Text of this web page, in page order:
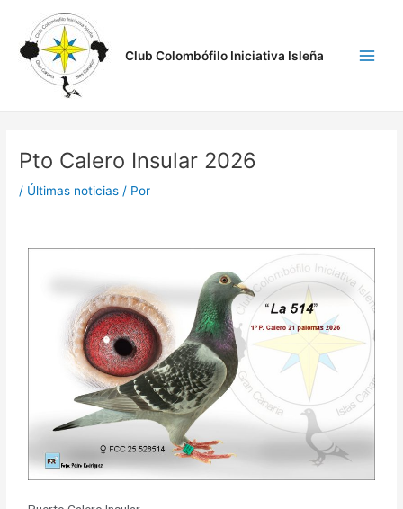
contenido
Club Colombófilo Iniciativa Isleña
Pto Calero Insular 2026
/ Últimas noticias / Por
de
entradas